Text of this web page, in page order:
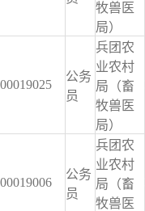
牧兽医
局）
公务
员
兵团农
业农村
局（畜
牧兽医
局）
公务
员
兵团农
业农村
局（畜
牧兽医